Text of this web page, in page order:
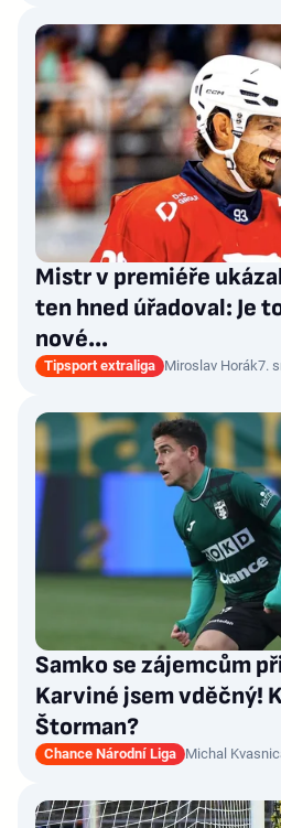
Mistr v premiéře
ten hned úřadoval: Je
nové…
Tipsport extraliga Miroslav Horák7.
Samko se zájemcům
Karviné jsem vděčný!
Štorman?
Chance Národní Liga Michal